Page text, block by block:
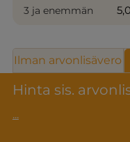
Hinta sis.
...
3 ja enemmän
Ilman arvonlisävero